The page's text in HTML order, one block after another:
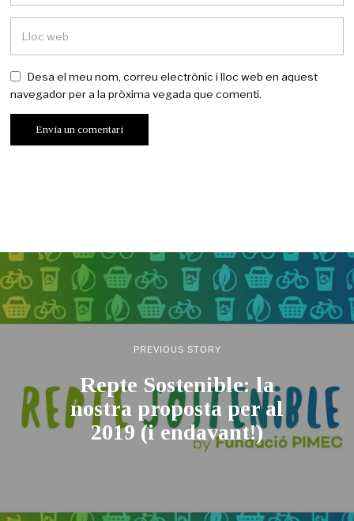
Desa el meu nom, correu electrònic i lloc web en aquest
navegador per a la pròxima vegada que comenti.
PREVIOUS STORY
Repte Sostenible: la
nostra proposta per al
2019 (i endavant!)